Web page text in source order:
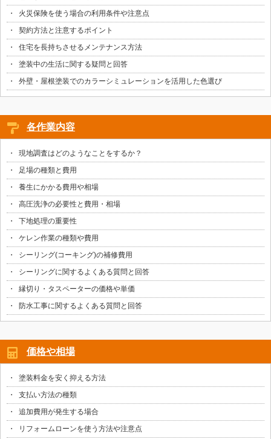
火災保険を使う場合の利用条件や注意点
契約方法と注意するポイント
住宅を長持ちさせるメンテナンス方法
塗装中の生活に関する疑問と回答
外壁・屋根塗装でのカラーシミュレーションを活用した色選び
各作業内容
現地調査はどのようなことをするか？
足場の種類と費用
養生にかかる費用や相場
高圧洗浄の必要性と費用・相場
下地処理の重要性
ケレン作業の種類や費用
シーリング(コーキング)の補修費用
シーリングに関するよくある質問と回答
縁切り・タスペーターの価格や単価
防水工事に関するよくある質問と回答
価格や相場
塗装料金を安く抑える方法
支払い方法の種類
追加費用が発生する場合
リフォームローンを使う方法や注意点